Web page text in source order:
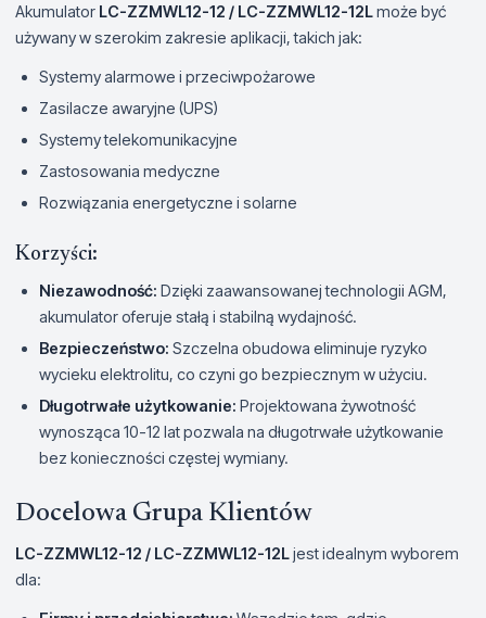
Akumulator LC-ZZMWL12-12 / LC-ZZMWL12-12Lmoże być
używany w szerokim zakresie aplikacji, takich jak:
Systemy alarmowe i przeciwpożarowe
Zasilacze awaryjne (UPS)
Systemy telekomunikacyjne
Zastosowania medyczne
Rozwiązania energetyczne i solarne
Korzyści:
Niezawodność: Dzięki zaawansowanej technologii AGM,
akumulator oferuje stałą i stabilną wydajność.
Bezpieczeństwo: Szczelna obudowa eliminuje ryzyko
wycieku elektrolitu, co czyni go bezpiecznym w użyciu.
Długotrwałe użytkowanie: Projektowana żywotność
wynosząca 10-12 lat pozwala na długotrwałe użytkowanie
bez konieczności częstej wymiany.
Docelowa Grupa Klientów
LC-ZZMWL12-12 / LC-ZZMWL12-12Ljest idealnym wyborem
dla: